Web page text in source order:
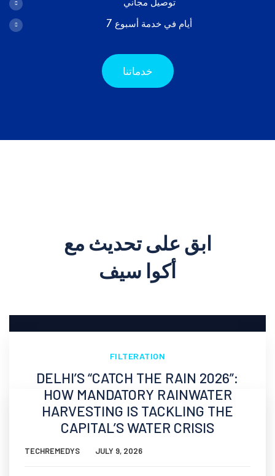
توصيل مجاني
7 أيام في خدمة أسبوع
خدماتنا
ابق على تحديث مع
أكوا سيف
FILTERATION
DELHI’S “CATCH THE RAIN 2026”:
HOW MANDATORY RAINWATER
HARVESTING IS TACKLING THE
CAPITAL’S WATER CRISIS
TECHREMEDYS JULY 9, 2026